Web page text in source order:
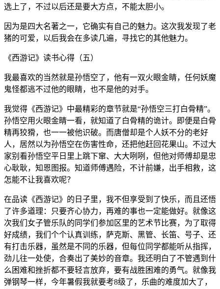
选上了，不过以后还是要大方点，不能太胆小。
因为是四大名著之一，它确实有自己的魅力。这次我发现了老
猪的可爱，以后我会在多读几遍，寻找它的其他魅力。
《西游记》读书心得（五）
我最喜欢的当然就是孙悟空了，他有一双火眼金睛，任何妖魔
鬼怪都逃不过他的眼睛，也不是他的对手。
我觉得《西游记》中最精彩的章节就是“孙悟空三打白骨精”。
孙悟空用火眼金睛一看，就知道了白骨精的诡计。即便是白骨
精再狡猾，也一一被他识破。而唐僧却是个人妖不分的老好
人，居然以为孙悟空在伤害性命，还把他赶回花果山。不过大
家别看孙悟空平日里上跳下窜、大大咧咧，但他对师傅却是忠
心耿耿，知恩图报。知道师傅遇险，不计前嫌，出手相救，这
怎能不让我喜欢呢？
在品读《西游记》的日子里，我不但享受到了快乐，而且还悟
了许多道理：只要齐心协力，再难的事也一定能做好。就像这
次我们女子管乐队的同学们参加区里的艺术节比赛，为了取得
好成绩，我们个个认真训练，萨克斯、黑管、长笛、号子、还
有打击乐器，虽然是不同的乐器，但每位同学都能听从指挥，
劲儿往一处使，合奏出了美妙的音章。我还明白了不管遇到什
么困难和挫折都不要轻言放弃，要有战胜困难的勇气。就像我
弹钢琴一样，今年暑假我就要考8级了，乐曲的难度加大了，